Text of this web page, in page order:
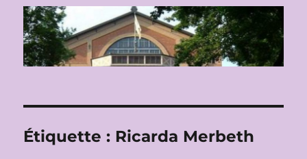
Étiquette : Ricarda Merbeth